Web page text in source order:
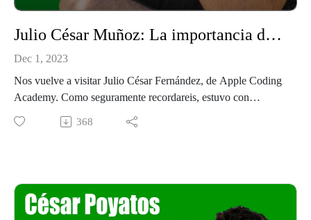
Julio César Muñoz: La importancia de programar en la educación
Dec 1, 2023
Nos vuelve a visitar Julio César Fernández, de Apple Coding
Academy. Como seguramente recordareis, estuvo con
nosotros hace unas cuantas semanas hablando de los avances
en y todo lo que está cambiando en el mundo en este aspecto
denominan ”realidad mixta” y lo que puede representar en
nuestro sector, el problema de las pantallas en educación y
368